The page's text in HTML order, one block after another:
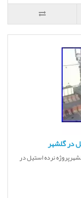
در گلشهر
نرده استیل در